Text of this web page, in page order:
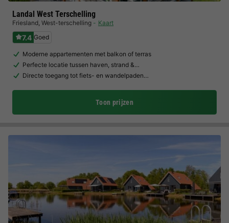
Landal West Terschelling
Friesland, West-terschelling Kaart
7.4 Goed
Moderne appartementen met balkon of terras
Perfecte locatie tussen haven, strand &…
Directe toegang tot fiets- en wandelpaden…
Toon prijzen